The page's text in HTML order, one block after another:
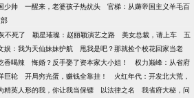
少帅 一醒来，老婆孩子热炕头
官梯：从薅帝国主义羊毛百
不死了 颖星璀璨：赵丽颖演艺之路 美女总裁，请上车
五
娱：我为天仙妹妹护航
甩我是吧？那就捡个校花回家当老
香喝辣 悔婚？反手娶了资本家大小姐！
权力巅峰：从省府
巨轮 开局穷光蛋，赚钱全靠挂！
火红年代：开发北大荒，
精英人形的我，你让我当保镖 以法律之名
我省府大秘，问